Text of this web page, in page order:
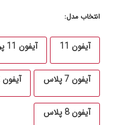
انتخاب مدل:
آیفون 11 آیفون 11 پرو
آیفون 7 پلاس آیفون XS max
آیفون 8 پلاس